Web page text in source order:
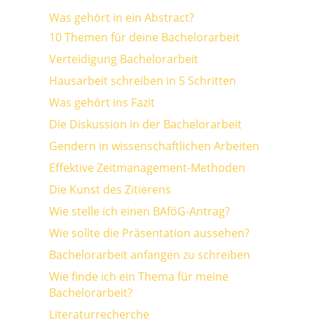
Was gehört in ein Abstract?
10 Themen für deine Bachelorarbeit
Verteidigung Bachelorarbeit
Hausarbeit schreiben in 5 Schritten
Was gehört ins Fazit
Die Diskussion in der Bachelorarbeit
Gendern in wissenschaftlichen Arbeiten
Effektive Zeitmanagement-Methoden
Die Kunst des Zitierens
Wie stelle ich einen BAföG-Antrag?
Wie sollte die Präsentation aussehen?
Bachelorarbeit anfangen zu schreiben
Wie finde ich ein Thema für meine
Bachelorarbeit?
Literaturrecherche